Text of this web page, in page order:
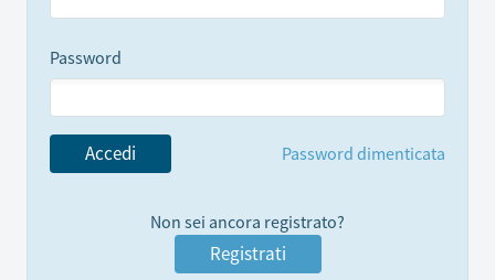
Password
Accedi Password dimenticata
Non sei ancora registrato?
Registrati